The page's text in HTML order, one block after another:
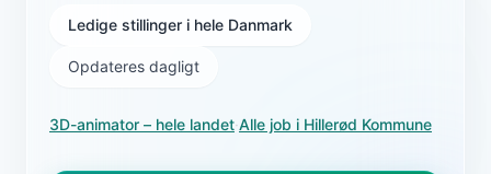
Ledige stillinger i hele Danmark
Opdateres dagligt
3D-animator – hele landet·Alle job i Hillerød Kommune